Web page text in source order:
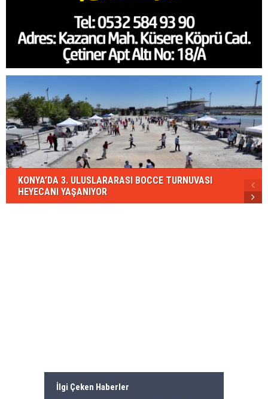
KONYA’DA 3. ULUSLARARASI BOCCE TURNUVASI
HEYECANI YAŞANIYOR
İlgi Çeken Haberler